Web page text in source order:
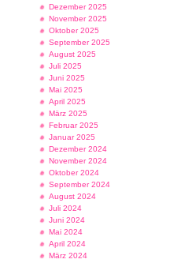
Dezember 2025
November 2025
Oktober 2025
September 2025
August 2025
Juli 2025
Juni 2025
Mai 2025
April 2025
März 2025
Februar 2025
Januar 2025
Dezember 2024
November 2024
Oktober 2024
September 2024
August 2024
Juli 2024
Juni 2024
Mai 2024
April 2024
März 2024